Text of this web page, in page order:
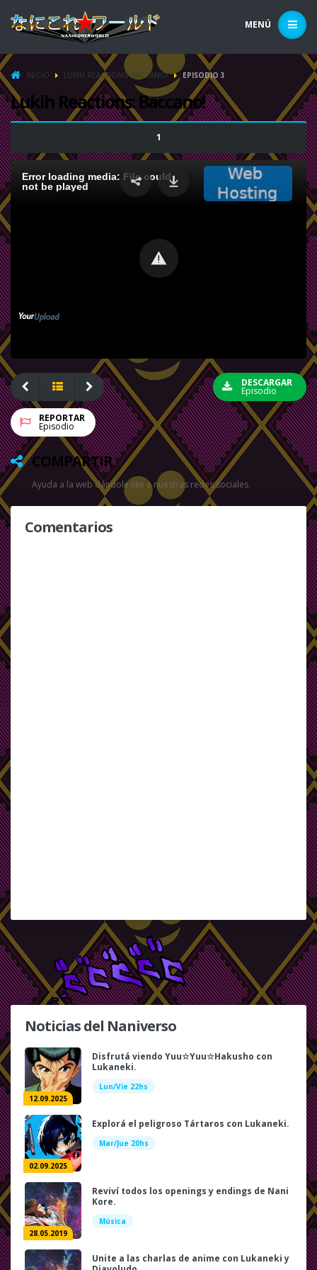
MENÚ
INICIO LUKIH REACTIONS: BACCANO! EPISODIO 3
Lukih Reactions: Baccano!
1
REPORTAR
Episodio
DESCARGAR
Episodio
COMPARTIR
Ayuda a la web dándole like a nuestras redes sociales.
Comentarios
Noticias del Naniverso
12.09.2025
Disfrutá viendo Yuu☆Yuu☆Hakusho con
Lukaneki.
Lun/Vie 22hs
02.09.2025
Explorá el peligroso Tártaros con Lukaneki.
Mar/Jue 20hs
28.05.2019
Reviví todos los openings y endings de Nani
Kore.
Música
Unite a las charlas de anime con Lukaneki y